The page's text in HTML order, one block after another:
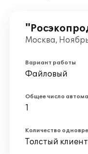
Москва,
Вариант работы
Файловый
Общее число
1
Количество
Толстый